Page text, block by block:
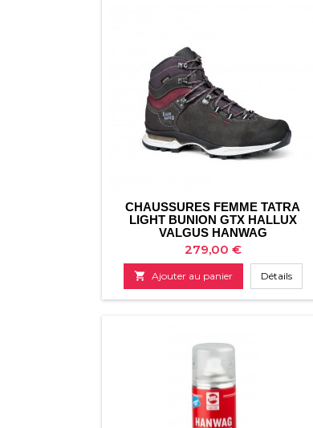
CHAUSSURES FEMME TATRA
LIGHT BUNION GTX HALLUX
VALGUS HANWAG
Prix
279,00 €
 Ajouter au panier Détails